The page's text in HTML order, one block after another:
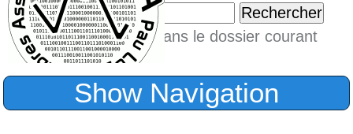
Chercher par
Seulement dans le dossier courant
Recherche
Show Navigation